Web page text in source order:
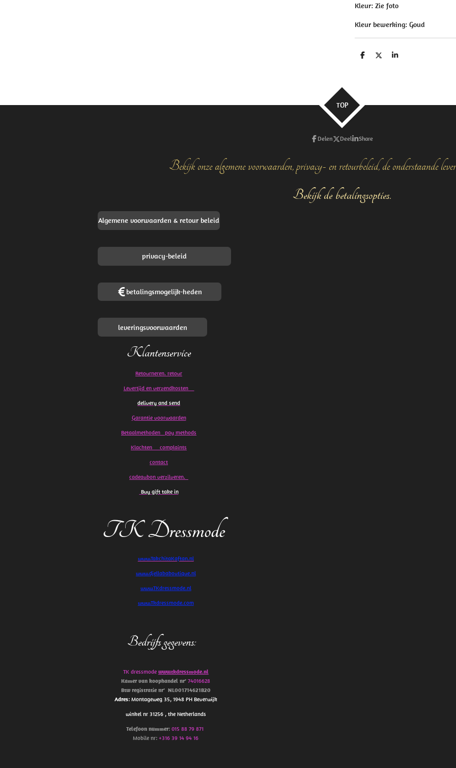
Kleur: Zie foto
Kleur bewerking: Goud
D
D
S
TOP
Delen Deel Share
Bekijk onze algemene voorwaarden, privacy- en retourbeleid, de onderstaande
Bekijk de betalingsopties.
Algemene voorwaarden & retour beleid
privacy-beleid
betalingsmogelijk-heden
leveringsvoorwaarden
Klantenservice
Retourneren. retour
Levertijd en verzendkosten
delivery and send
Garantie voorwaarden
Betaalmethoden pay methods
Klachten complaints
contact
cadeaubon verzilveren.
Buy gift take in
TK Dressmode
www.TakchitaKaftan.nl
www.djellababoutique.nl
www.TKdressmode.nl
www.Tkdressmode.com
Bedrijfs gegevens:
TK dressmode www.tkdressmode.nl
Kamer van koophandelnr’ 74016628
Btw registratie nr’ NL001714621B20
Adres: Montageweg 35, 1948 PH Beverwijk
winkel nr 31256 , the Netherlands
Telefoon nummer: 015 88 79 871
Mobile nr:+316 39 14 94 16